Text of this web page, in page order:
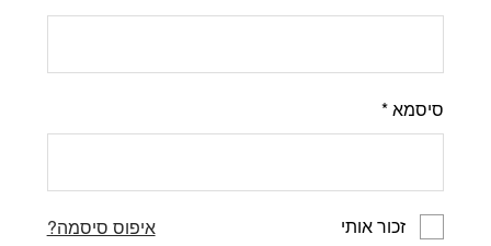
סיסמא*
זכור אותי איפוס סיסמה?